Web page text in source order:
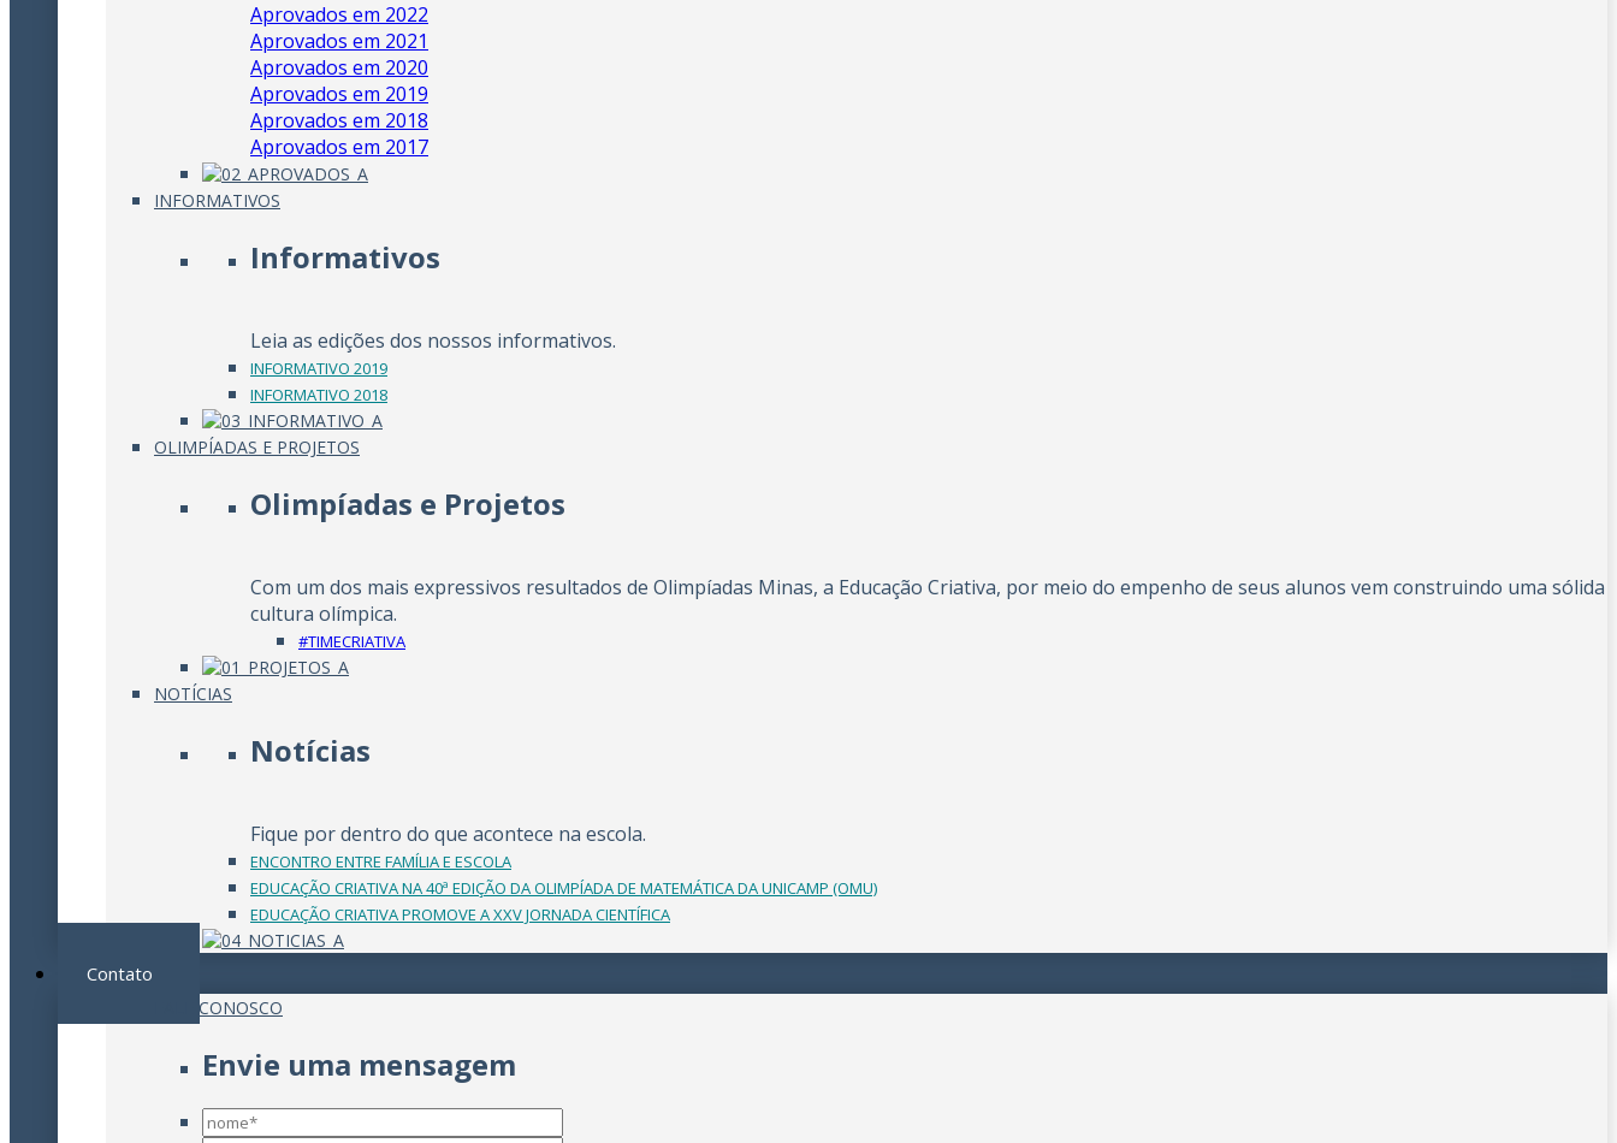
Aprovados em 2022
Aprovados em 2021
Aprovados em 2020
Aprovados em 2019
Aprovados em 2018
Aprovados em 2017
INFORMATIVOS
Informativos
Leia as edições dos nossos informativos.
INFORMATIVO 2019
INFORMATIVO 2018
OLIMPÍADAS E PROJETOS
Olimpíadas e Projetos
Com um dos mais expressivos resultados de Olimpíadas Minas, a Educação Criativa, por meio do empenho de seus alunos vem construindo uma sólida
cultura olímpica.
#TIMECRIATIVA
NOTÍCIAS
Notícias
Fique por dentro do que acontece na escola.
ENCONTRO ENTRE FAMÍLIA E ESCOLA
EDUCAÇÃO CRIATIVA NA 40ª EDIÇÃO DA OLIMPÍADA DE MATEMÁTICA DA UNICAMP (OMU)
EDUCAÇÃO CRIATIVA PROMOVE A XXV JORNADA CIENTÍFICA
Contato
FALE CONOSCO
Envie uma mensagem